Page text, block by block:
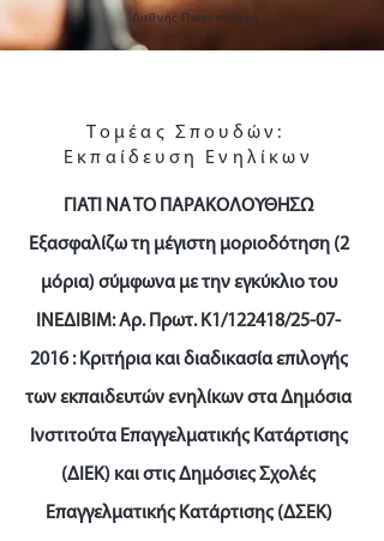
Διεθνής Πιστοποίηση
Τομέας Σπουδών:
Εκπαίδευση Ενηλίκων
ΓΙΑΤΙ ΝΑ ΤΟ ΠΑΡΑΚΟΛΟΥΘΗΣΩ
Εξασφαλίζω τη μέγιστη μοριοδότηση (2
μόρια) σύμφωνα με την εγκύκλιο του
ΙΝΕΔΙΒΙΜ: Αρ. Πρωτ. Κ1/122418/25-07-
2016 : Κριτήρια και διαδικασία επιλογής
των εκπαιδευτών ενηλίκων στα Δημόσια
Ινστιτούτα Επαγγελματικής Κατάρτισης
(ΔΙΕΚ) και στις Δημόσιες Σχολές
Επαγγελματικής Κατάρτισης (ΔΣΕΚ)